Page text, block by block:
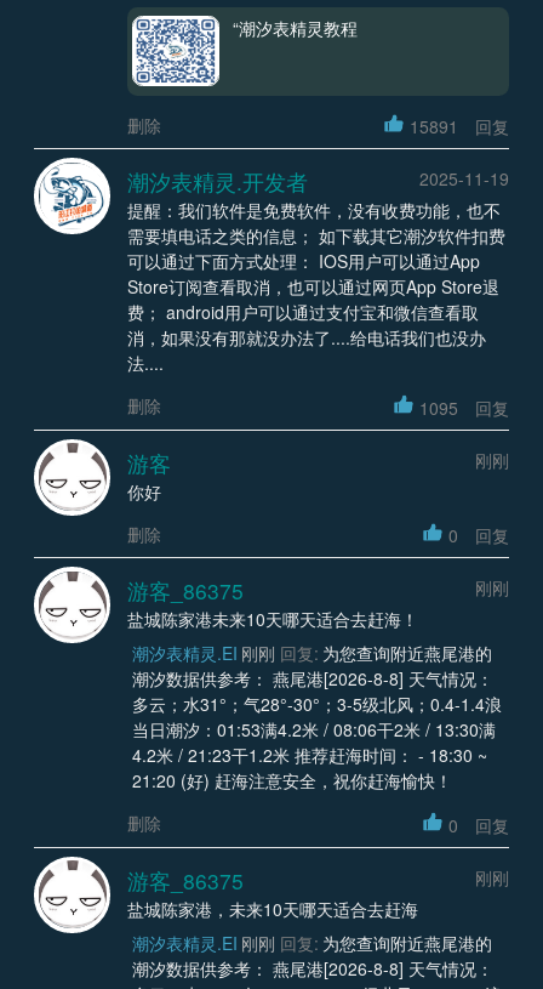
“潮汐表精灵教程
删除 15891 回复
潮汐表精灵.开发者
2025-11-19
提醒：我们软件是免费软件，没有收费功能，也不
需要填电话之类的信息； 如下载其它潮汐软件扣费
可以通过下面方式处理： IOS用户可以通过App
Store订阅查看取消，也可以通过网页App Store退
费； android用户可以通过支付宝和微信查看取
消，如果没有那就没办法了....给电话我们也没办
法....
删除
1095 回复
游客
刚刚
你好
删除
0 回复
游客_86375
刚刚
盐城陈家港未来10天哪天适合去赶海！
潮汐表精灵.EI 刚刚 回复: 为您查询附近燕尾港的
潮汐数据供参考： 燕尾港[2026-8-8] 天气情况：
多云；水31°；气28°-30°；3-5级北风；0.4-1.4浪
当日潮汐：01:53满4.2米 / 08:06干2米 / 13:30满
4.2米 / 21:23干1.2米 推荐赶海时间： - 18:30 ~
21:20 (好) 赶海注意安全，祝你赶海愉快！
删除
0 回复
游客_86375
刚刚
盐城陈家港，未来10天哪天适合去赶海
潮汐表精灵.EI 刚刚 回复: 为您查询附近燕尾港的
潮汐数据供参考： 燕尾港[2026-8-8] 天气情况：